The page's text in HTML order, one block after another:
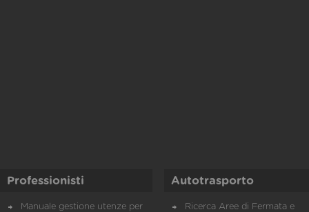
Professionisti
Manuale gestione utenze per
Autotrasporto
Ricerca Aree di Fermata e